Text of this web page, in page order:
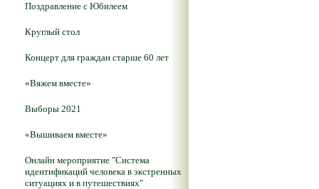
Поздравление с Юбилеем
Круглый стол
Концерт для граждан старше 60 лет
«Вяжем вместе»
Выборы 2021
«Вышиваем вместе»
Онлайн мероприятие "Система
идентификаций человека в экстренных
ситуациях и в путешествиях"